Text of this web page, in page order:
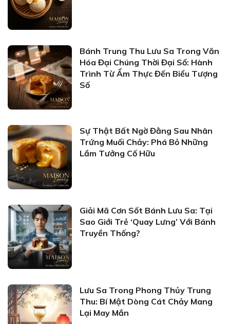
Bánh Trung Thu Lưu Sa Trong Văn
Hóa Đại Chúng Thời Đại Số: Hành
Trình Từ Ẩm Thực Đến Biểu Tượng
Số
Sự Thật Bất Ngờ Đằng Sau Nhân
Trứng Muối Chảy: Phá Bỏ Những
Lầm Tưởng Cố Hữu
Giải Mã Cơn Sốt Bánh Lưu Sa: Tại
Sao Giới Trẻ ‘Quay Lưng’ Với Bánh
Truyền Thống?
Lưu Sa Trong Phong Thủy Trung
Thu: Bí Mật Dòng Cát Chảy Mang
Lại May Mắn